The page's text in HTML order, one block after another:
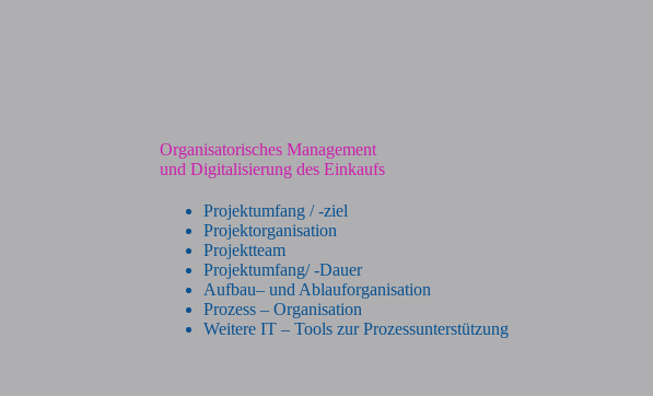
Organisatorisches Management
und Digitalisierung des Einkaufs
Projektumfang / -ziel
Projektorganisation
Projektteam
Projektumfang/ -Dauer
Aufbau– und Ablauforganisation
Prozess – Organisation
Weitere IT – Tools zur Prozessunterstützung